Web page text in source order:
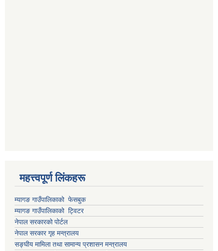
महत्त्वपूर्ण लिंकहरू
म्यागङ गाउँपालिकाको फेसबुक
म्यागङ गाउँपालिकाको ट्विटर
नेपाल सरकारको पोर्टल
नेपाल सरकार गृह मन्त्रालय
सङ्घीय मामिला तथा सामान्य प्रशासन मन्त्रालय